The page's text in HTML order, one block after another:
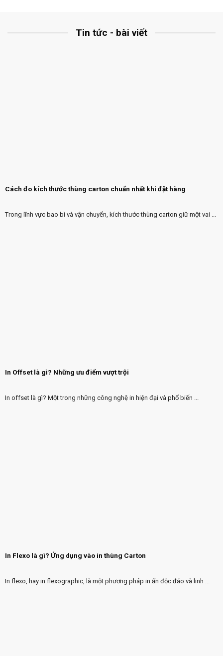
Tin tức - bài viết
Cách đo kích thước thùng carton chuẩn nhất khi đặt hàng
Trong lĩnh vực bao bì và vận chuyển, kích thước thùng carton giữ một vai ...
In Offset là gì? Những ưu điểm vượt trội
In offset là gì? Một trong những công nghệ in hiện đại và phổ biến ...
In Flexo là gì? Ứng dụng vào in thùng Carton
In flexo, hay in flexographic, là một phương pháp in ấn độc đáo và linh ...